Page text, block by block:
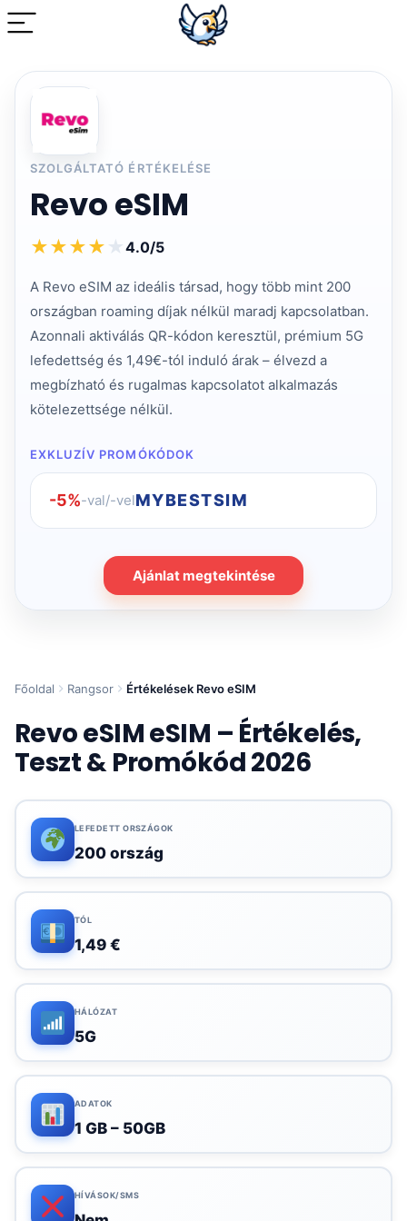
SZOLGÁLTATÓ ÉRTÉKELÉSE
Revo eSIM
★★★★ ★4.0/5
A Revo eSIM az ideális társad, hogy több mint 200
országban roaming díjak nélkül maradj kapcsolatban.
Azonnali aktiválás QR-kódon keresztül, prémium 5G
lefedettség és 1,49€-tól induló árak – élvezd a
megbízható és rugalmas kapcsolatot alkalmazás
kötelezettsége nélkül.
EXKLUZÍV PROMÓKÓDOK
-5%-val/-velMYBESTSIM
Ajánlat megtekintése
Főoldal Rangsor Értékelések Revo eSIM
Revo eSIM eSIM – Értékelés,
Teszt & Promókód 2026
LEFEDETT ORSZÁGOK
200 ország
TÓL
1,49 €
HÁLÓZAT
5G
ADATOK
1 GB – 50GB
HÍVÁSOK/SMS